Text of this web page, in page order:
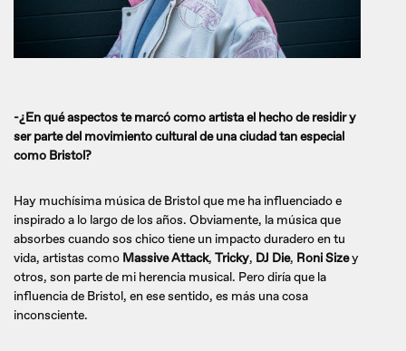
-¿En qué aspectos te marcó como artista el hecho de residir y
ser parte del movimiento cultural de una ciudad tan especial
como Bristol?
Hay muchísima música de Bristol que me ha influenciado e
inspirado a lo largo de los años. Obviamente, la música que
absorbes cuando sos chico tiene un impacto duradero en tu
vida, artistas como Massive Attack, Tricky, DJ Die, Roni Sizey
otros, son parte de mi herencia musical. Pero diría que la
influencia de Bristol, en ese sentido, es más una cosa
inconsciente.